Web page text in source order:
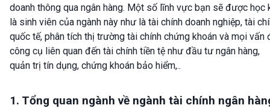
doanh thông qua ngân hàng. Một số lĩnh vực bạn sẽ được học
là sinh viên của ngành này như là tài chính doanh nghiệp, tài
quốc tế, phân tích thị trường tài chính chứng khoán và mọi vấn
công cụ liên quan đến tài chính tiền tệ như đầu tư ngân hàng,
quản trị tín dụng, chứng khoán bảo hiểm,..
1. Tổng quan ngành về ngành tài chính ngân